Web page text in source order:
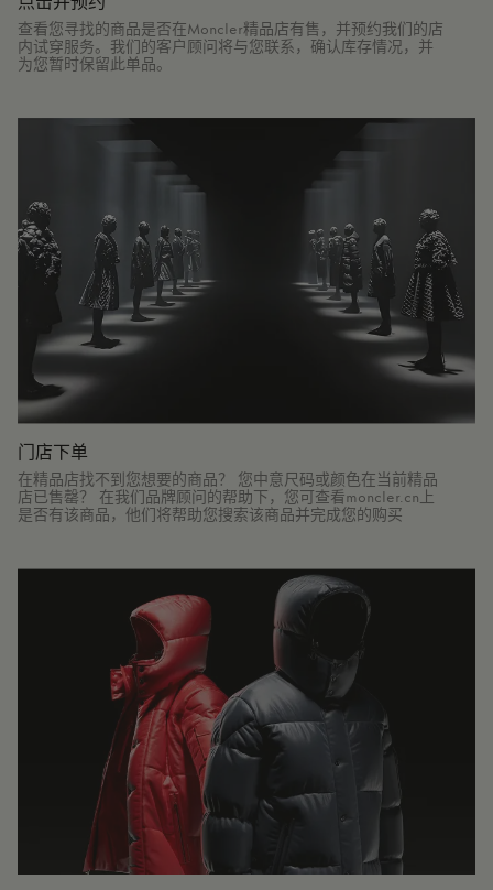
查看您寻找的商品是否在Moncler精品店有售，并预约我们的店
内试穿服务。我们的客户顾问将与您联系，确认库存情况，并
为您暂时保留此单品。
门店下单
在精品店找不到您想要的商品？ 您中意尺码或颜色在当前精品
店已售罄？ 在我们品牌顾问的帮助下，您可查看moncler.cn上
是否有该商品，他们将帮助您搜索该商品并完成您的购买